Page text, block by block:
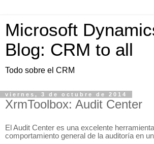
Microsoft
Blog: CRM to all
Todo sobre el CRM
viernes, 3 de octubre de 2014
XrmToolbox: Audit Center
El Audit Center es una excelente
comportamiento general de la auditoría en